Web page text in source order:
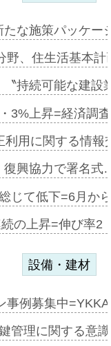
たな施策パッケ
野、住生活基本
〝持続可能な建
3%上昇=経済調
利用に関する情
復興協力で署名
じて低下=6月か
の上昇=伸び率
設備・建材
事例募集中
管理に関する意